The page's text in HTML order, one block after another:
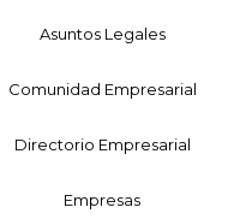
Asuntos Legales
Comunidad Empresarial
Directorio Empresarial
Empresas